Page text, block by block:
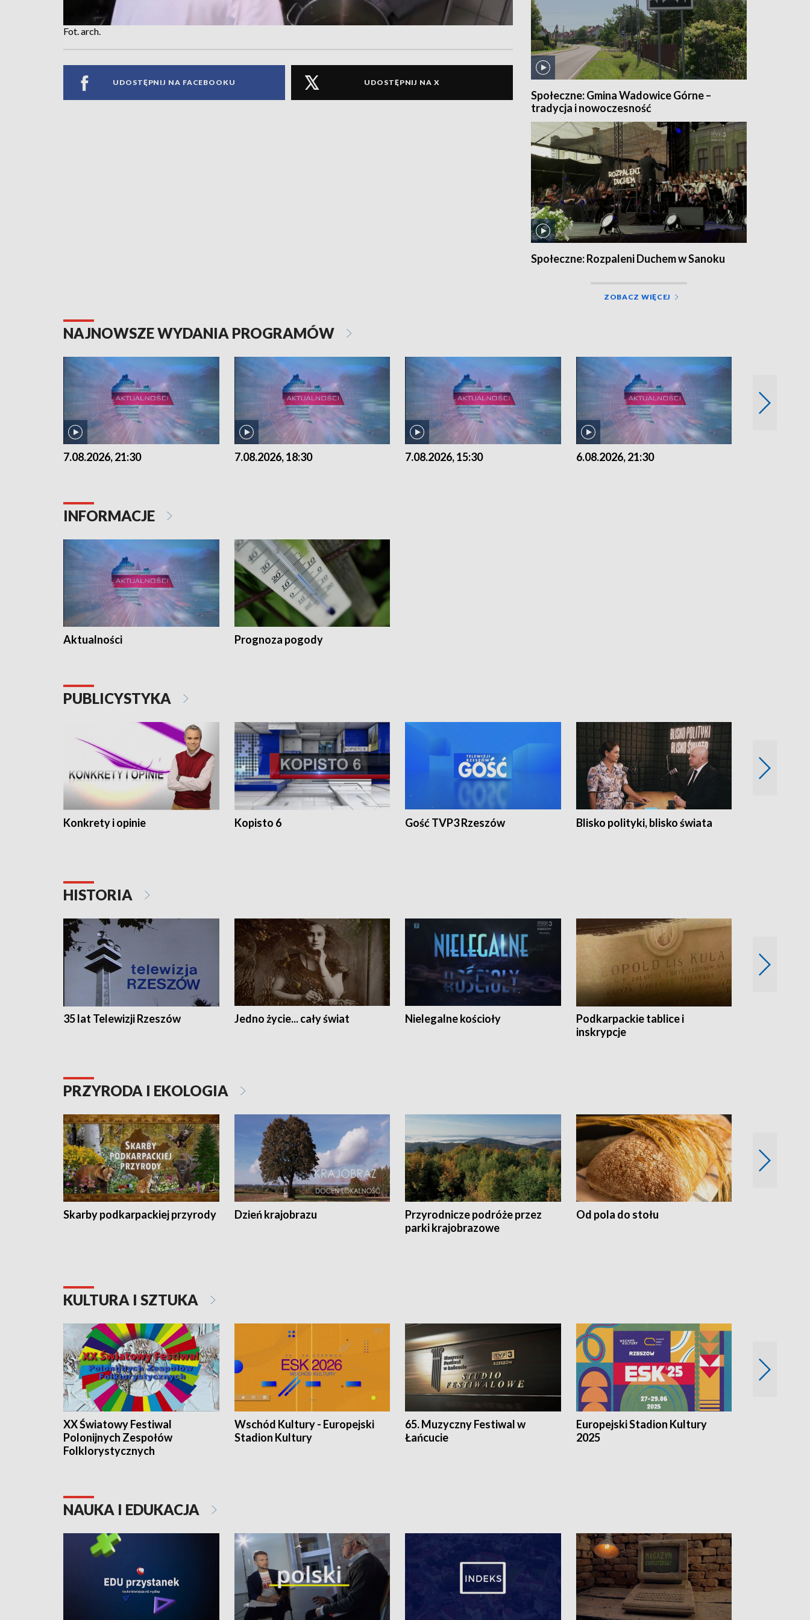
Fot. arch.
UDOSTĘPNIJ NA FACEBOOKU UDOSTĘPNIJ NA X
Społeczne: Gmina Wadowice Górne –
tradycja i nowoczesność
Społeczne: Rozpaleni Duchem w Sanoku
ZOBACZ WIĘCEJ
NAJNOWSZE WYDANIA PROGRAMÓW
7.08.2026, 21:30 7.08.2026, 18:30 7.08.2026, 15:30 6.08.2026, 21:30
INFORMACJE
Aktualności Prognoza pogody
PUBLICYSTYKA
Konkrety i opinie Kopisto 6 Gość TVP3 Rzeszów Blisko polityki, blisko świata
HISTORIA
35 lat Telewizji Rzeszów Jedno życie... cały świat Nielegalne kościoły
Podkarpackie tablice i
inskrypcje
PRZYRODA I EKOLOGIA
Skarby podkarpackiej przyrody Dzień krajobrazu
Przyrodnicze podróże przez
parki krajobrazowe
Od pola do stołu
KULTURA I SZTUKA
XX Światowy Festiwal
Polonijnych Zespołów
Folklorystycznych
Wschód Kultury - Europejski
Stadion Kultury
65. Muzyczny Festiwal w
Łańcucie
Europejski Stadion Kultury
2025
NAUKA I EDUKACJA